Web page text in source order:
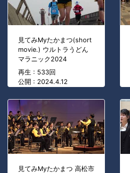
見てみMyたかまつ(short
movie.) ウルトラうどん
マラニック2024
再生 : 533回
公開 : 2024.4.12
見てみMyたかまつ 高松市